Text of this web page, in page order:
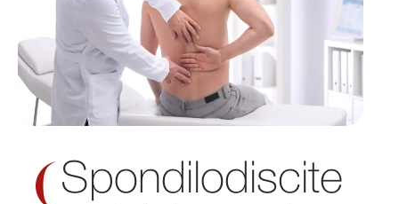
Spondilodiscite